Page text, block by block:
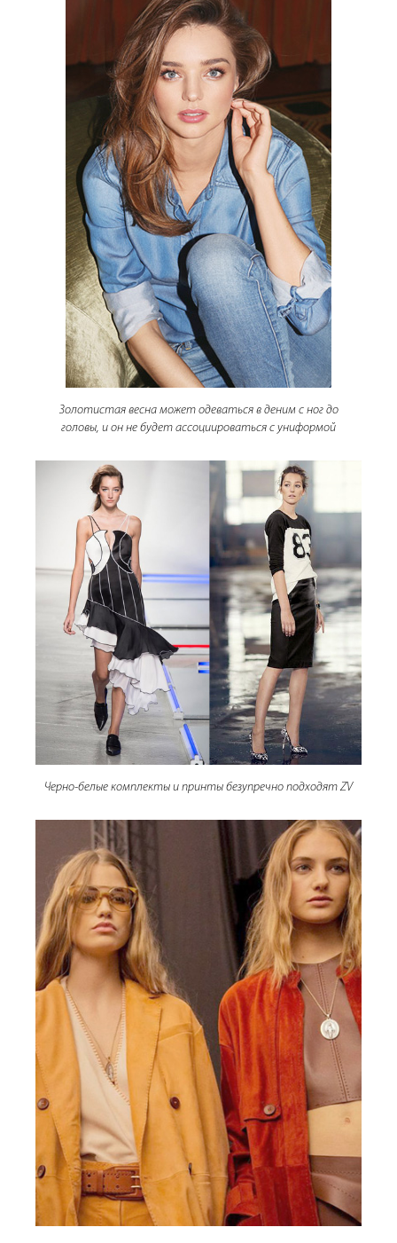
Золотистая весна может одеваться в деним с ног до
головы, и он не будет ассоциироваться с униформой
Черно-белые комплекты и принты безупречно подходят ZV